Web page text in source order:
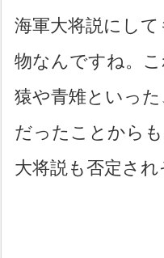
海軍大将説にし
物なんですね。
猿や青雉といっ
だったことから
大将説も否定され